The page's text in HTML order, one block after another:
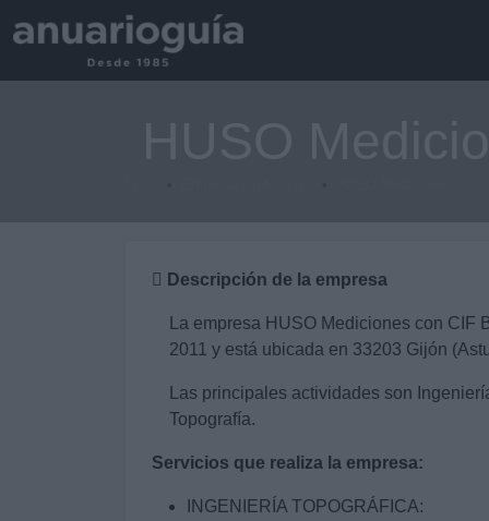
Descripción de la empresa
La empresa HUSO Mediciones con CIF
2011 y está ubicada en 33203 Gijón
Las principales actividades son
Topografía.
Servicios que realiza la empresa:
INGENIERÍA TOPOGRÁFICA: